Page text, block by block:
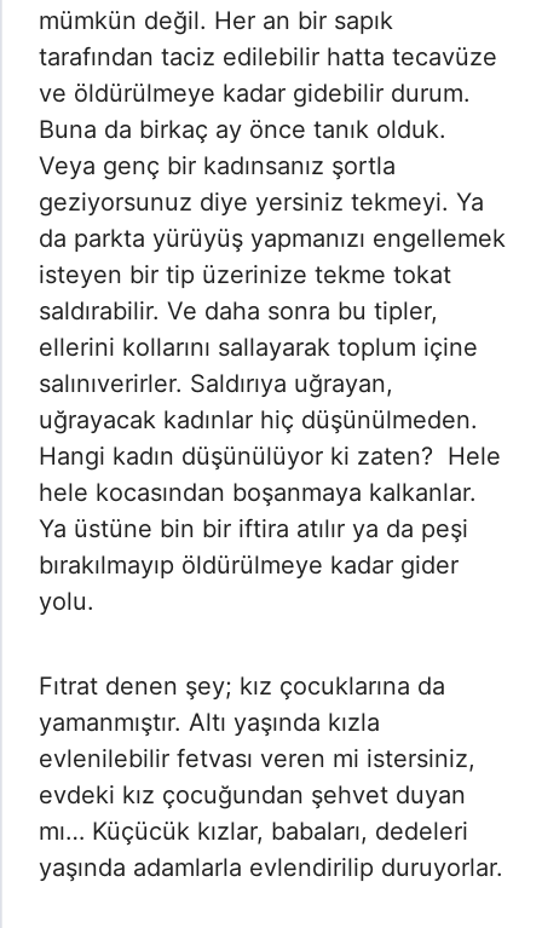
mümkün değil. Her an bir sapık
tarafından taciz edilebilir hatta tecavüze
ve öldürülmeye kadar gidebilir durum.
Buna da birkaç ay önce tanık olduk.
Veya genç bir kadınsanız şortla
geziyorsunuz diye yersiniz tekmeyi. Ya
da parkta yürüyüş yapmanızı engellemek
isteyen bir tip üzerinize tekme tokat
saldırabilir. Ve daha sonra bu tipler,
ellerini kollarını sallayarak toplum içine
salınıverirler. Saldırıya uğrayan,
uğrayacak kadınlar hiç düşünülmeden.
Hangi kadın düşünülüyor ki zaten? Hele
hele kocasından boşanmaya kalkanlar.
Ya üstüne bin bir iftira atılır ya da peşi
bırakılmayıp öldürülmeye kadar gider
yolu.
Fıtrat denen şey; kız çocuklarına da
yamanmıştır. Altı yaşında kızla
evlenilebilir fetvası veren mi istersiniz,
evdeki kız çocuğundan şehvet duyan
mı… Küçücük kızlar, babaları, dedeleri
yaşında adamlarla evlendirilip duruyorlar.